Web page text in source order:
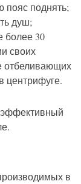
пояс поднять;
душ;
более 30
своих
отбеливающих
в центрифуге.
эффективный
.
в